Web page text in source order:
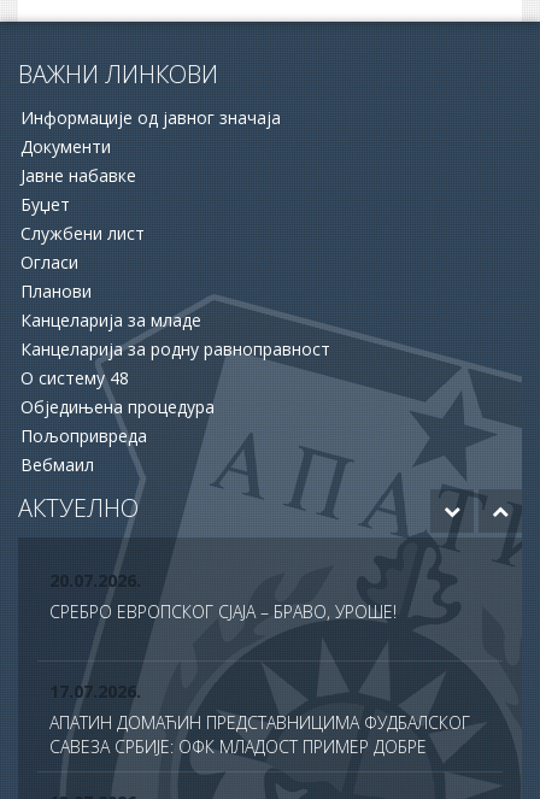
ВАЖНИ ЛИНКОВИ
Информације од јавног значаја
Документи
Јавне набавке
Буџет
Службени лист
Огласи
Планови
Канцеларија за младе
Канцеларија за родну равноправност
О систему 48
Обједињена процедура
Пољопривреда
Вебмаил
АКТУЕЛНО
16.06.2026.
ПОЗИВА ЗА ПОДРШКУ ЗАПОШЉАВАЊУ
15.06.2026.
ХУМАНОСТ КОЈА СПАШАВА ЖИВОТЕ: УПРИЛИЧЕН
ПРИЈЕМ ЗА ДОБРОВОЉНЕ ДАВАОЦЕ КРВИ
12.06.2026.
ОДОБРЕНО ЈОШ 20 МИЛИОНА ДИНАРА ЗА НАСТАВАК
РАДОВА НА БУДУЋЕМ МУЗЕЈУ АПАТИНА
20.07.2026.
СРЕБРО ЕВРОПСКОГ СЈАЈА – БРАВО, УРОШЕ!
17.07.2026.
АПАТИН ДОМАЋИН ПРЕДСТАВНИЦИМА ФУДБАЛСКОГ
САВЕЗА СРБИЈЕ: ОФК МЛАДОСТ ПРИМЕР ДОБРЕ
ПРАКСЕ У ТДС ПРОГРАМУ